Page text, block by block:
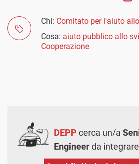
Chi: Comitato per l'aiuto
Cosa: aiuto pubblico allo
Cooperazione
DEPP cerca un/a
Engineerda